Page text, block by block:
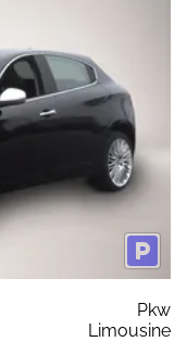
Pkw
Limousine